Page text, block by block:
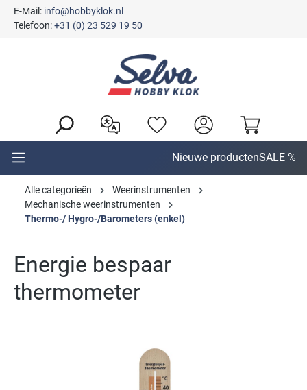
E-Mail: info@hobbyklok.nl
Telefoon:+31 (0) 23 529 19 50
Nieuwe productenSALE %
Alle categorieën
Weerinstrumenten
Mechanische weerinstrumenten
Thermo-/ Hygro-/Barometers (enkel)
Energie bespaar
thermometer